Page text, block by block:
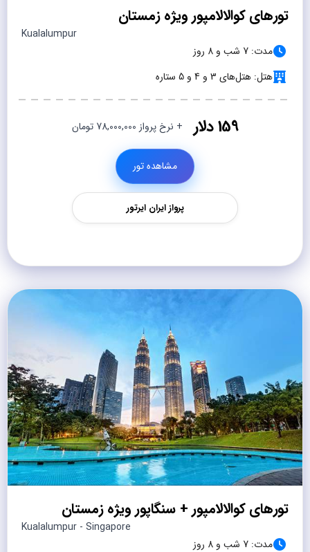
159 دلار + نرخ پرواز 78,000,000 تومان
مشاهده تور
پرواز ایران ایرتور
تورهای کوالالامپور ویژه زمستان
Kualalumpur
مدت: 7 شب و 8 روز
هتل: هتل‌های 3 و 4 و 5 ستاره
تورهای کوالالامپور + سنگاپور ویژه زمستان
Kualalumpur - Singapore
مدت: 7 شب و 8 روز